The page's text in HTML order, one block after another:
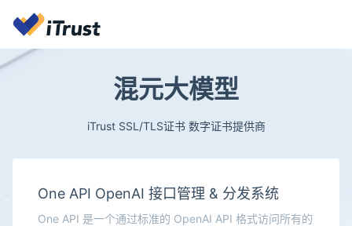
混元大模型
iTrust SSL/TLS证书 数字证书提供商
One API OpenAI 接口管理 & 分发系统
One API 是一个通过标准的 OpenAI API 格式访问所有的